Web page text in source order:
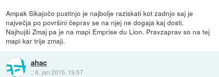
Ampak Sikajočo pustinjo je najbolje raziskati kot zadnjo saj je
največja po površini čeprav se na njej ne dogaja kaj dosti.
Najhujši Zmaj pa je na mapi Emprise du Lion. Pravzaprav so na tej
mapi kar trije zmaji.
ahac
::6. jan 2015, 19:57